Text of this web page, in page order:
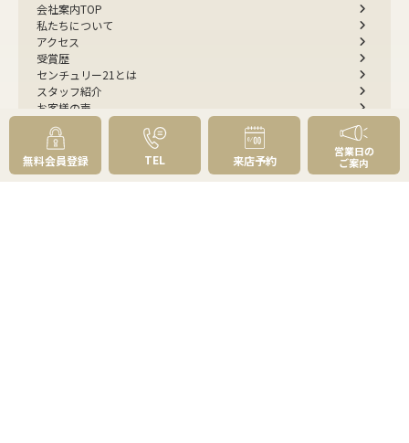
会社案内TOP
私たちについて
アクセス
受賞歴
センチュリー21とは
スタッフ紹介
お客様の声
成約事例
スタッフブログ
お知らせ
採用情報
無料会員登録 TEL 来店予約
営業日の
ご案内